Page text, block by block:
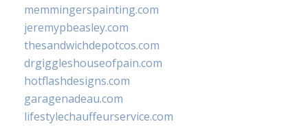
memmingerspainting.com
jeremypbeasley.com
thesandwichdepotcos.com
drgiggleshouseofpain.com
hotflashdesigns.com
garagenadeau.com
lifestylechauffeurservice.com